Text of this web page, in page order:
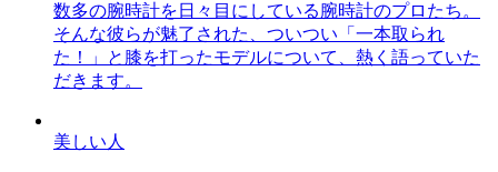
数多の腕時計を日々目にしている腕時計のプロたち。
そんな彼らが魅了された、ついつい「一本取られ
た！」と膝を打ったモデルについて、熱く語っていた
だきます。
美しい人